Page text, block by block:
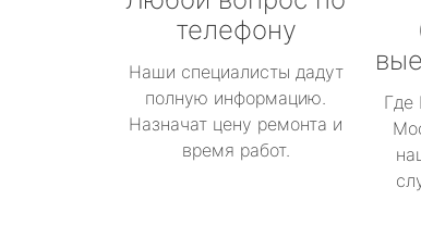
телефону
Наши специалисты дадут
полную информацию.
Назначат цену ремонта и
время работ.
Где